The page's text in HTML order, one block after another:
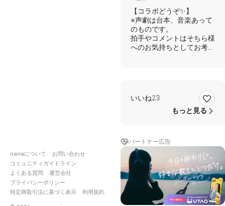
nanaについて
お問い合わせ
コミュニティガイドライン
よくある質問
運営会社
プライバシーポリシー
特定商取引法に基づく表示
利用規約
nana
お休み
【コラボどうぞ✨】
※声劇は台本、音楽あって
のものです。
拍手やコメントはそちら様
へのお気持ちとしてお考え
女子高生専門家の先生やら
鋭いツッコミお待ちしてお
ります！
衝撃のタイトルにホイホイ
されました（笑）
🤣緊急事態宣言もタイムリ
ーですね！
いいね23
もっと見る
パートナー広告